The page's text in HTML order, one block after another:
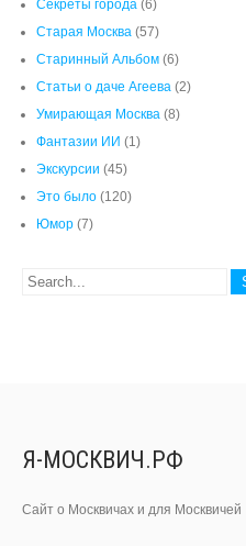
Секреты города (6)
Старая Москва (57)
Старинный Альбом (6)
Статьи о даче Агеева (2)
Умирающая Москва (8)
Фантазии ИИ (1)
Экскурсии (45)
Это было (120)
Юмор (7)
Я-МОСКВИЧ.РФ
Сайт о Москвичах и для Москвичей